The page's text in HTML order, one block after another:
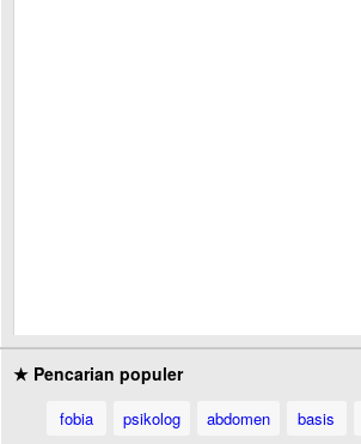
★ Pencarian populer
fobia psikolog abdomen basis